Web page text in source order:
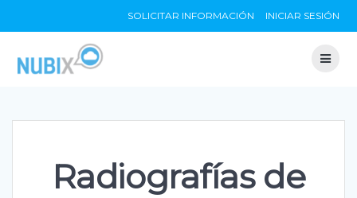
to
SOLICITAR INFORMACIÓN INICIAR SESIÓN
Radiografías de